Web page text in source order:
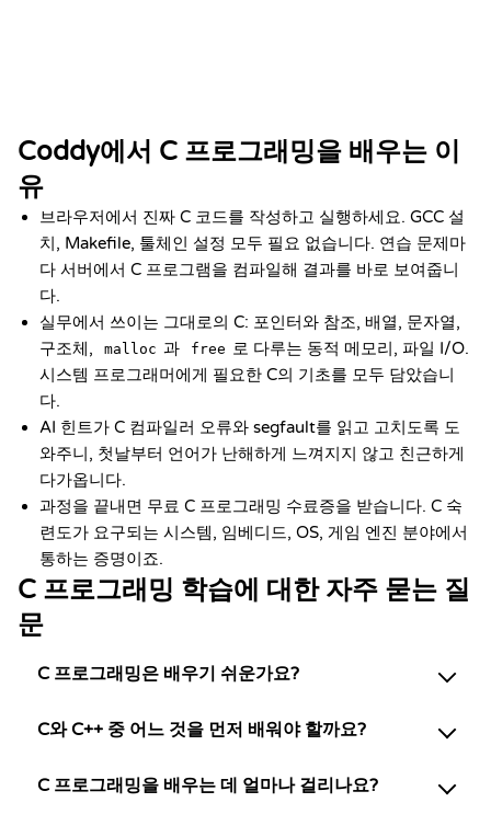
Coddy에서 C 프로그래밍을 배우는 이
유
브라우저에서 진짜 C 코드를 작성하고 실행하세요. GCC 설
치, Makefile, 툴체인 설정 모두 필요 없습니다. 연습 문제마
다 서버에서 C 프로그램을 컴파일해 결과를 바로 보여줍니
다.
실무에서 쓰이는 그대로의 C: 포인터와 참조, 배열, 문자열,
구조체,
malloc 과 free 로 다루는 동적 메모리, 파일 I/O.
시스템 프로그래머에게 필요한 C의 기초를 모두 담았습니
다.
AI 힌트가 C 컴파일러 오류와 segfault를 읽고 고치도록 도
와주니, 첫날부터 언어가 난해하게 느껴지지 않고 친근하게
다가옵니다.
과정을 끝내면 무료 C 프로그래밍 수료증을 받습니다. C 숙
련도가 요구되는 시스템, 임베디드, OS, 게임 엔진 분야에서
통하는 증명이죠.
C 프로그래밍 학습에 대한 자주 묻는 질
문
C 프로그래밍은 배우기 쉬운가요?
C와 C++ 중 어느 것을 먼저 배워야 할까요?
C 프로그래밍을 배우는 데 얼마나 걸리나요?